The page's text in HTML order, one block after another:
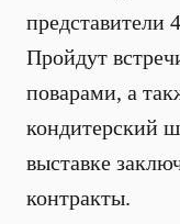
представители
Пройдут
поварами, а
кондитерский
выставке
контракты.